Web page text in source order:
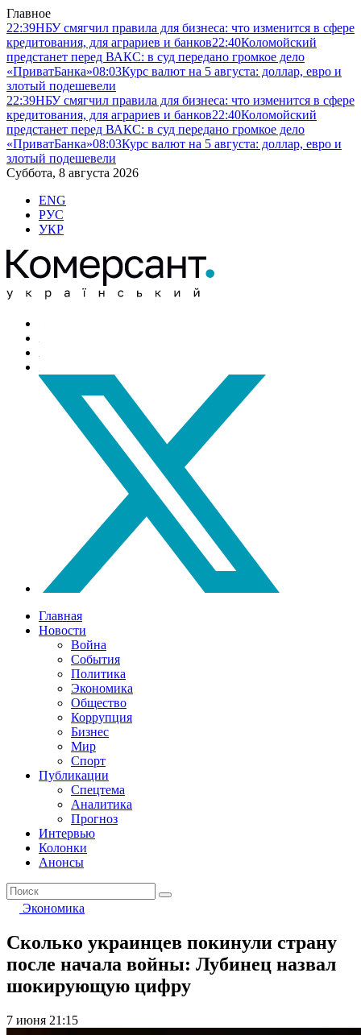
Главное
22:39НБУ смягчил правила для бизнеса: что изменится в сфере
кредитования, для аграриев и банков22:40Коломойский
предстанет перед ВАКС: в суд передано громкое дело
«ПриватБанка»08:03Курс валют на 5 августа: доллар, евро и
злотый подешевели
22:39НБУ смягчил правила для бизнеса: что изменится в сфере
кредитования, для аграриев и банков22:40Коломойский
предстанет перед ВАКС: в суд передано громкое дело
«ПриватБанка»08:03Курс валют на 5 августа: доллар, евро и
злотый подешевели
Суббота, 8 августа 2026
ENG
РУС
УКР
Главная
Новости
Война
События
Политика
Экономика
Общество
Коррупция
Бизнес
Мир
Спорт
Публикации
Спецтема
Аналитика
Прогноз
Интервью
Колонки
Анонсы
Экономика
Сколько украинцев покинули страну
после начала войны: Лубинец назвал
шокирующую цифру
7 июня 21:15